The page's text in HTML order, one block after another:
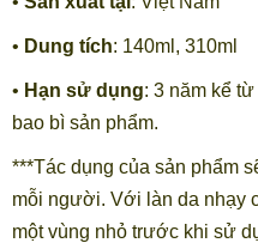
• Dung tích: 140ml, 310ml
• Hạn sử dụng: 3 năm kể
bao bì sản phẩm.
***Tác dụng của sản phẩm
mỗi người. Với làn da nhạy
một vùng nhỏ trước khi sử